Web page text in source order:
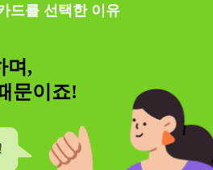
드를 선택한 이유
며,
문이죠!